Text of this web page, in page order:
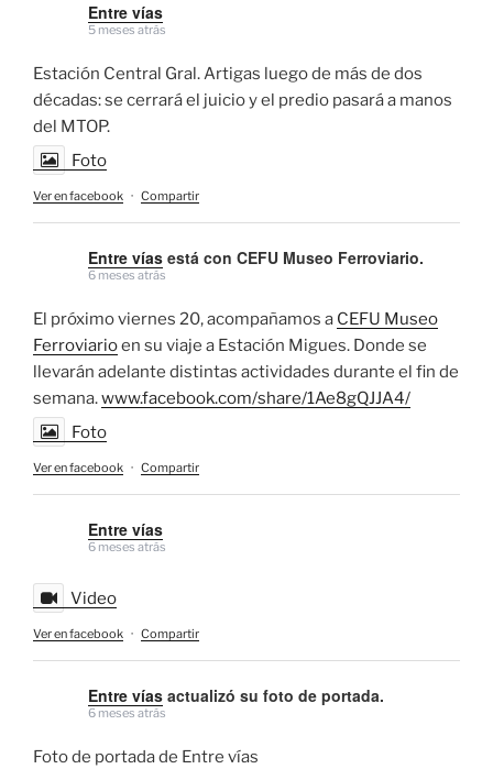
Entre vías
5 meses atrás
Estación Central Gral. Artigas luego de más de dos
décadas: se cerrará el juicio y el predio pasará a manos
del MTOP.
Foto
Ver en facebook · Compartir
Entre vías está con CEFU Museo Ferroviario.
6 meses atrás
El próximo viernes 20, acompañamos a CEFU Museo
Ferroviarioen su viaje a Estación Migues. Donde se
llevarán adelante distintas actividades durante el fin de
semana.www.facebook.com/share/1Ae8gQJJA4/
Foto
Ver en facebook · Compartir
Entre vías
6 meses atrás
Video
Ver en facebook · Compartir
Entre vías actualizó su foto de portada.
6 meses atrás
Foto de portada de Entre vías